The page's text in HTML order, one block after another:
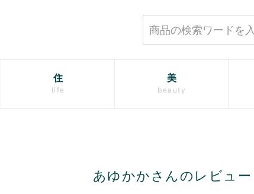
住
life
美
beauty
あゆかかさんのレビュー